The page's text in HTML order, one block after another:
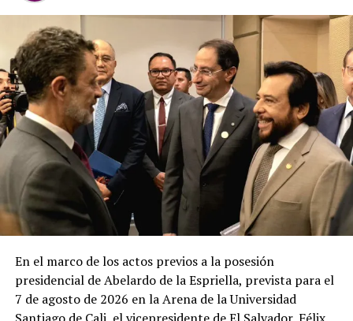
En el marco de los actos previos a la posesión
presidencial de Abelardo de la Espriella, prevista para el
7 de agosto de 2026 en la Arena de la Universidad